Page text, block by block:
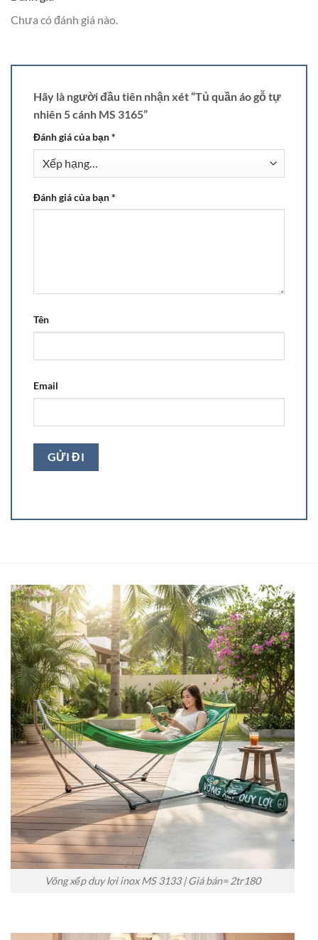
Chưa có đánh giá nào.
Hãy là người đầu tiên nhận xét “Tủ quần áo gỗ tự
nhiên 5 cánh MS 3165”
Đánh giá của bạn*
Đánh giá của bạn*
Tên
Email
Võng xếp duy lợi inox MS 3133 | Giá bán= 2tr180